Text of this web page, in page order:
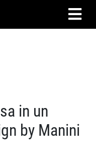
in un
by Manini